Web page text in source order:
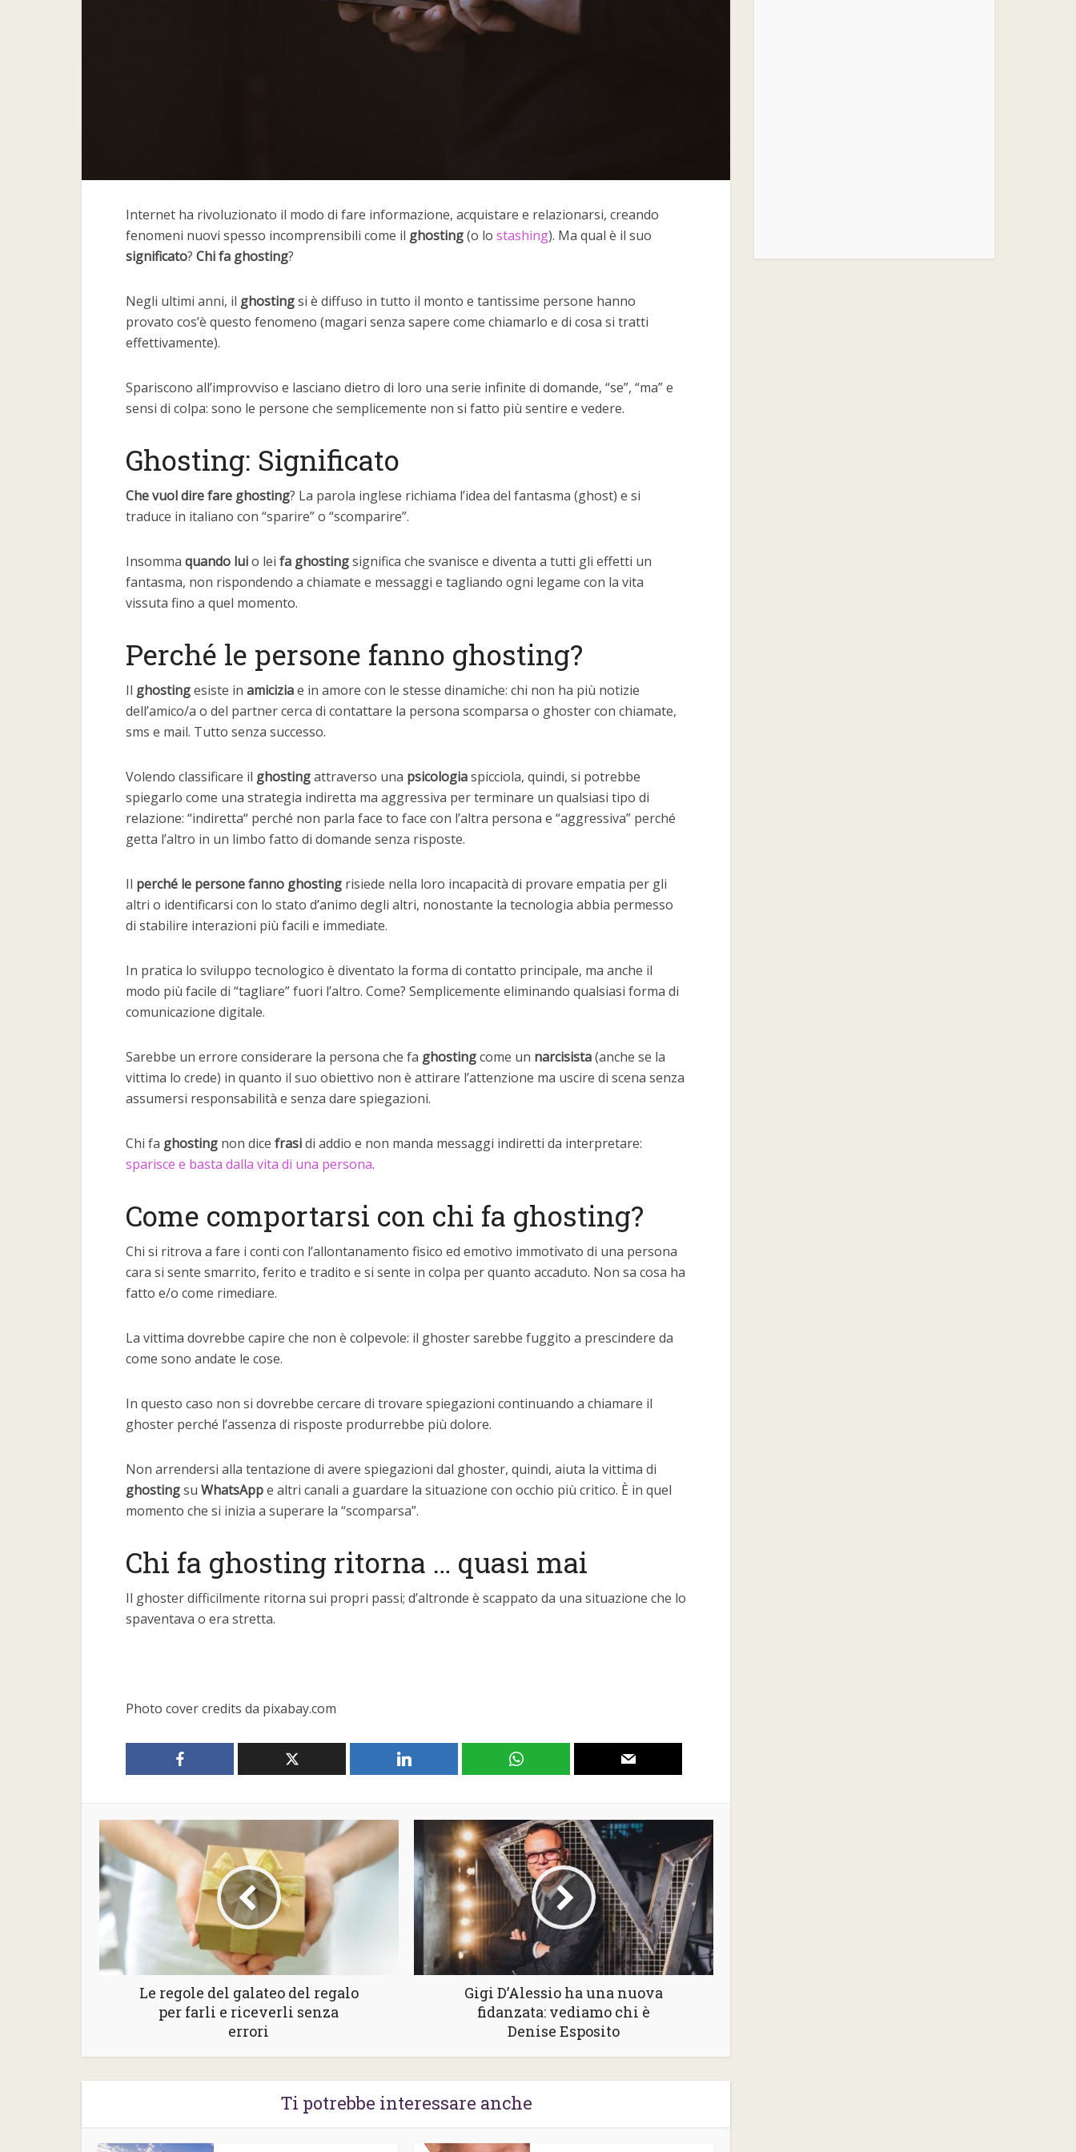
Internet ha rivoluzionato il modo di fare informazione, acquistare e relazionarsi, creando
fenomeni nuovi spesso incomprensibili come il ghosting(o lo stashing). Ma qual è il suo
significato? Chi fa ghosting?
Negli ultimi anni, il ghostingsi è diffuso in tutto il monto e tantissime persone hanno
provato cos’è questo fenomeno (magari senza sapere come chiamarlo e di cosa si tratti
effettivamente).
Spariscono all’improvviso e lasciano dietro di loro una serie infinite di domande, “se”, “ma” e
sensi di colpa: sono le persone che semplicemente non si fatto più sentire e vedere.
Ghosting: Significato
Che vuol dire fare ghosting? La parola inglese richiama l’idea del fantasma (ghost) e si
traduce in italiano con “sparire” o “scomparire”.
Insomma quando luio lei fa ghostingsignifica che svanisce e diventa a tutti gli effetti un
fantasma, non rispondendo a chiamate e messaggi e tagliando ogni legame con la vita
vissuta fino a quel momento.
Perché le persone fanno ghosting?
Il ghostingesiste in amiciziae in amore con le stesse dinamiche: chi non ha più notizie
dell’amico/a o del partner cerca di contattare la persona scomparsa o ghoster con chiamate,
sms e mail. Tutto senza successo.
Volendo classificare il ghostingattraverso una psicologiaspicciola, quindi, si potrebbe
spiegarlo come una strategia indiretta ma aggressiva per terminare un qualsiasi tipo di
relazione: “indiretta“ perché non parla face to face con l’altra persona e “aggressiva” perché
getta l’altro in un limbo fatto di domande senza risposte.
Il perché le persone fanno ghosting risiede nella loro incapacità di provare empatia per gli
altri o identificarsi con lo stato d’animo degli altri, nonostante la tecnologia abbia permesso
di stabilire interazioni più facili e immediate.
In pratica lo sviluppo tecnologico è diventato la forma di contatto principale, ma anche il
modo più facile di “tagliare” fuori l’altro. Come? Semplicemente eliminando qualsiasi forma di
comunicazione digitale.
Sarebbe un errore considerare la persona che fa ghostingcome un narcisista(anche se la
vittima lo crede) in quanto il suo obiettivo non è attirare l’attenzione ma uscire di scena senza
assumersi responsabilità e senza dare spiegazioni.
Chi fa ghosting non dice frasidi addio e non manda messaggi indiretti da interpretare:
sparisce e basta dalla vita di una persona.
Come comportarsi con chi fa ghosting?
Chi si ritrova a fare i conti con l’allontanamento fisico ed emotivo immotivato di una persona
cara si sente smarrito, ferito e tradito e si sente in colpa per quanto accaduto. Non sa cosa ha
fatto e/o come rimediare.
La vittima dovrebbe capire che non è colpevole: il ghoster sarebbe fuggito a prescindere da
come sono andate le cose.
In questo caso non si dovrebbe cercare di trovare spiegazioni continuando a chiamare il
ghoster perché l’assenza di risposte produrrebbe più dolore.
Non arrendersi alla tentazione di avere spiegazioni dal ghoster, quindi, aiuta la vittima di
ghostingsu WhatsAppe altri canali a guardare la situazione con occhio più critico. È in quel
momento che si inizia a superare la “scomparsa”.
Chi fa ghosting ritorna … quasi mai
Il ghoster difficilmente ritorna sui propri passi; d’altronde è scappato da una situazione che lo
spaventava o era stretta.
Photo cover credits da pixabay.com
Le regole del galateo del regalo
per farli e riceverli senza
errori
Gigi D’Alessio ha una nuova
fidanzata: vediamo chi è
Denise Esposito
Ti potrebbe interessare anche